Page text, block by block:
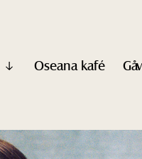
Vis
Oseana kafé